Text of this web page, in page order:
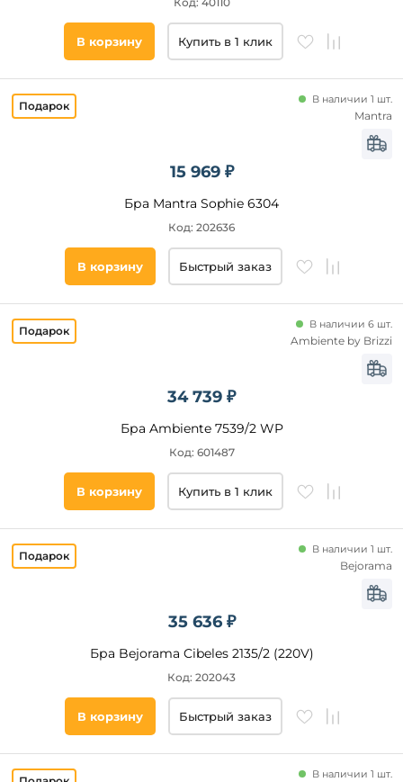
В корзину Купить в 1 клик
15 969 ₽
Бра Mantra Sophie 6304
В наличии 1 шт.
Код: 202636
Mantra
В корзину Быстрый заказ
34 739 ₽
Бра Ambiente 7539/2 WP
В наличии 6 шт.
Код: 601487
Ambiente by Brizzi
В корзину Купить в 1 клик
35 636 ₽
Бра Bejorama Cibeles 2135/2 (220V)
В наличии 1 шт.
Код: 202043
Bejorama
В корзину Быстрый заказ
В наличии 1 шт.